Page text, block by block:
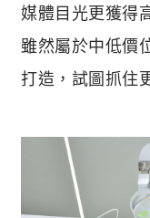
媒體目光更獲得
雖然屬於中低價
打造，試圖抓住